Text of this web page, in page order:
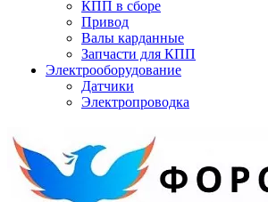
КПП в сборе
Привод
Валы карданные
Запчасти для КПП
Электрооборудование
Датчики
Электропроводка